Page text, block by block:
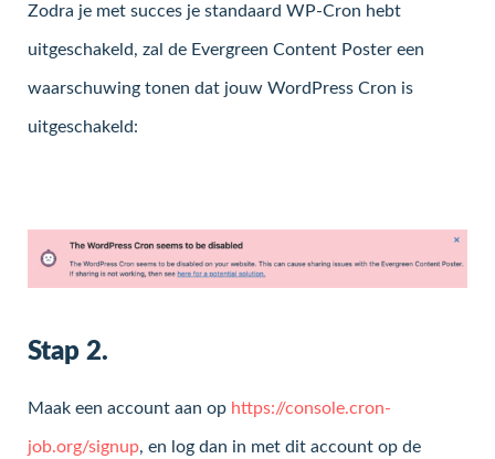
Zodra je met succes je standaard WP-Cron hebt
uitgeschakeld, zal de Evergreen Content Poster een
waarschuwing tonen dat jouw WordPress Cron is
uitgeschakeld:
Stap 2.
Maak een account aan op https://console.cron-
job.org/signup, en log dan in met dit account op de